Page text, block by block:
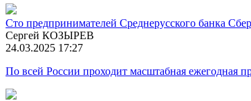
Сто предпринимателей Среднерусского банка
Сергей КОЗЫРЕВ
24.03.2025 17:27
По всей России проходит масштабная ежегодная